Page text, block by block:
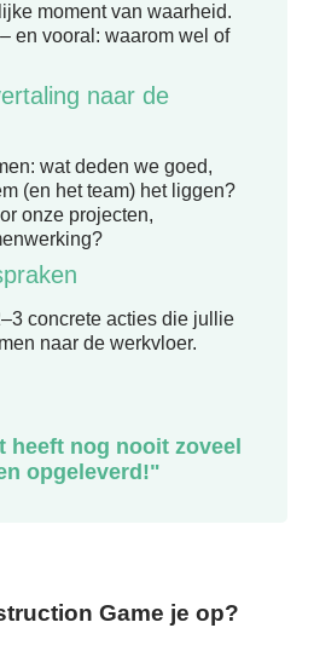
moment van waarheid.
en vooral: waarom wel of
naar de
wat deden we goed,
(en het team) het liggen?
onze projecten,
concrete acties die jullie
naar de werkvloer.
heeft nog nooit zoveel
opgeleverd!"
Game je op?